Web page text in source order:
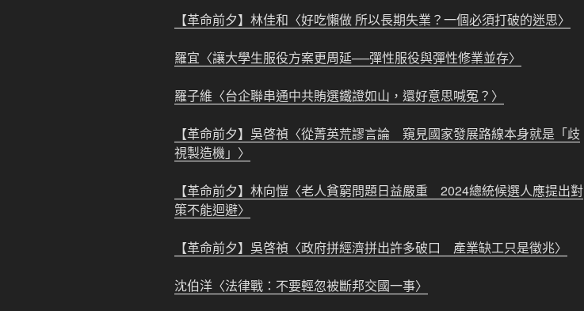
【革命前夕】林佳和〈好吃懶做 所以長期失業？一個必須打破的迷思〉
羅宜〈讓大學生服役方案更周延──彈性服役與彈性修業並存〉
羅子維〈台企聯串通中共賄選鐵證如山，還好意思喊冤？〉
【革命前夕】吳啓禎〈從菁英荒謬言論 窺見國家發展路線本身就是「歧
視製造機」〉
【革命前夕】林向愷〈老人貧窮問題日益嚴重 2024總統候選人應提出對
策不能迴避〉
【革命前夕】吳啓禎〈政府拼經濟拼出許多破口 產業缺工只是徵兆〉
沈伯洋〈法律戰：不要輕忽被斷邦交國一事〉